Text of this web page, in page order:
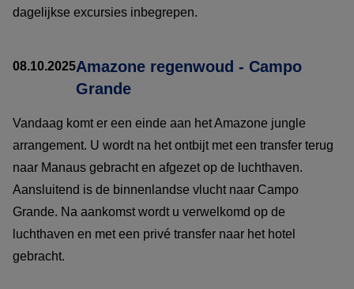
dagelijkse excursies inbegrepen.
08.10.2025Amazone regenwoud - Campo
Grande
Vandaag komt er een einde aan het Amazone jungle
arrangement. U wordt na het ontbijt met een transfer terug
naar Manaus gebracht en afgezet op de luchthaven.
Aansluitend is de binnenlandse vlucht naar Campo
Grande. Na aankomst wordt u verwelkomd op de
luchthaven en met een privé transfer naar het hotel
gebracht.